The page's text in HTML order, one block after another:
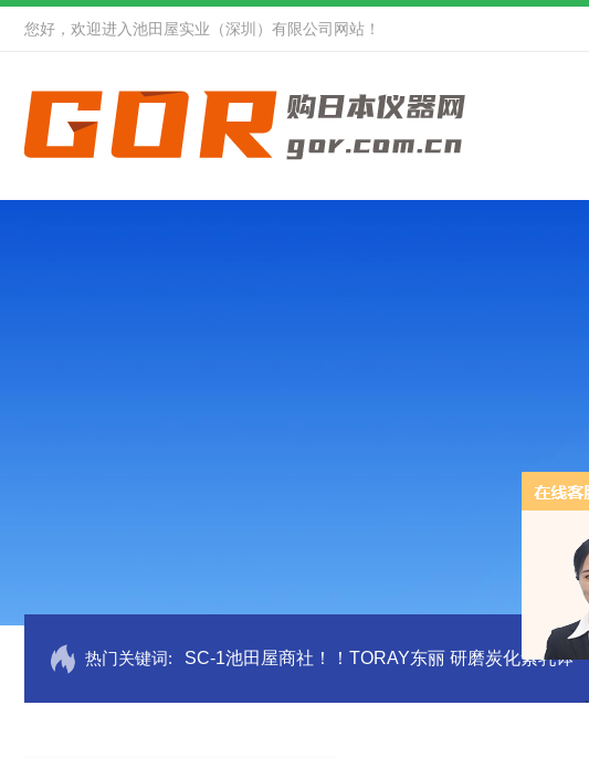
您好，欢迎进入池田屋实业（深圳）有限公司网站！
热门关键词: SC-1池田屋商社！！TORAY东丽 研磨炭化素乳钵